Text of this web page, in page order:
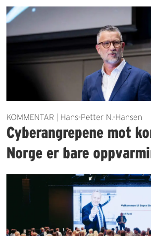
KOMMENTAR | Hans-Petter N.-Hansen
Cyberangrepene mot
Norge er bare